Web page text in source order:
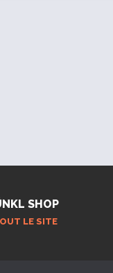
SHOP
LE SITE